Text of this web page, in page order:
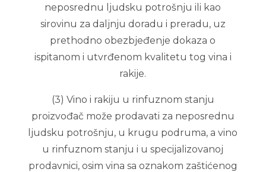
neposrednu ljudsku potrošnju ili kao
sirovinu za daljnju doradu i preradu, uz
prethodno obezbjeđenje dokaza o
ispitanom i utvrđenom kvalitetu tog vina i
rakije.
(3) Vino i rakiju u rinfuznom stanju
proizvođač može prodavati za neposrednu
ljudsku potrošnju, u krugu podruma, a vino
u rinfuznom stanju i u specijalizovanoj
prodavnici, osim vina sa oznakom zaštićenog